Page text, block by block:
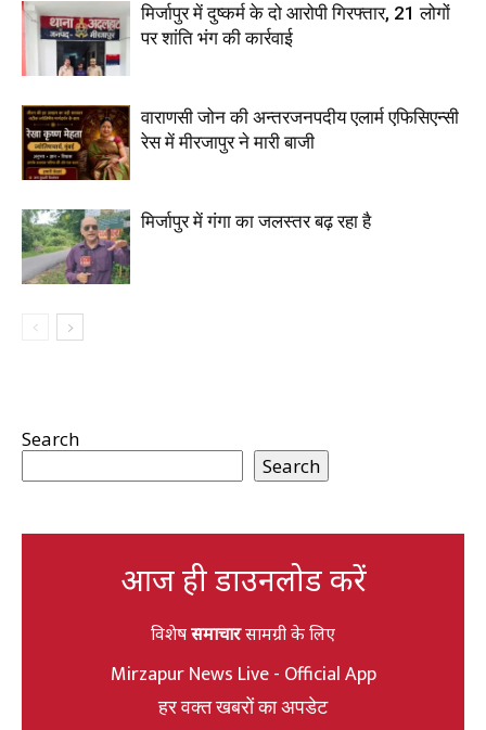
मिर्जापुर में दुष्कर्म के दो आरोपी गिरफ्तार, 21 लोगों
पर शांति भंग की कार्रवाई
वाराणसी जोन की अन्तरजनपदीय एलार्म एफिसिएन्सी
रेस में मीरजापुर ने मारी बाजी
मिर्जापुर में गंगा का जलस्तर बढ़ रहा है
Search
Search
आज ही डाउनलोड करें
विशेषसमाचारसामग्री के लिए
Mirzapur News Live - Official App
हर वक्त खबरों का अपडेट